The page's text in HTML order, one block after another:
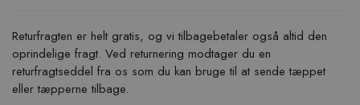
Returfragten er helt gratis, og vi tilbagebetaler også altid den
oprindelige fragt. Ved returnering modtager du en
returfragtseddel fra os som du kan bruge til at sende tæppet
eller tæpperne tilbage.